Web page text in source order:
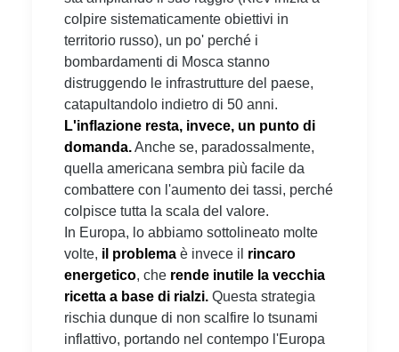
colpire sistematicamente obiettivi in
territorio russo), un po' perché i
bombardamenti di Mosca stanno
distruggendo le infrastrutture del paese,
catapultandolo indietro di 50 anni.
L'inflazione resta, invece, un punto di
domanda.Anche se, paradossalmente,
quella americana sembra più facile da
combattere con l'aumento dei tassi, perché
colpisce tutta la scala del valore.
In Europa, lo abbiamo sottolineato molte
volte, il problema è invece il rincaro
energetico, che rende inutile la vecchia
ricetta a base di rialzi. Questa strategia
rischia dunque di non scalfire lo tsunami
inflattivo, portando nel contempo l'Europa